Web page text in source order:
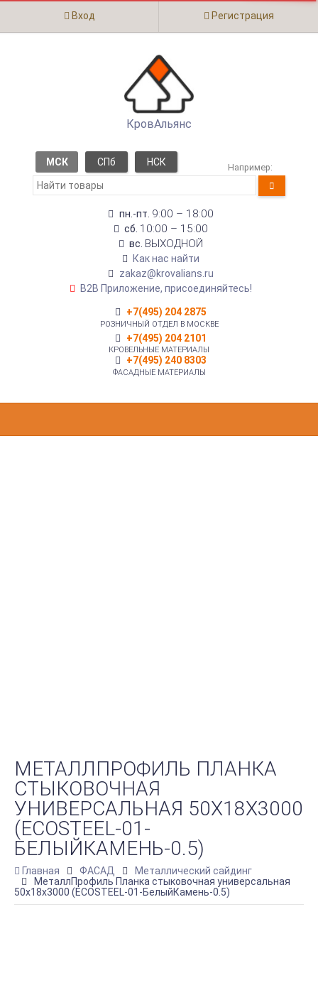
Вход Регистрация
КровАльянс
МСК СПб НСК Например:
пн.-пт. 9:00 – 18:00
сб. 10:00 – 15:00
вс. ВЫХОДНОЙ
Как нас найти
zakaz@krovalians.ru
B2B Приложение, присоединяйтесь!
+7(495) 204 2875
РОЗНИЧНЫЙ ОТДЕЛ В МОСКВЕ
+7(495) 204 2101
КРОВЕЛЬНЫЕ МАТЕРИАЛЫ
+7(495) 240 8303
ФАСАДНЫЕ МАТЕРИАЛЫ
МЕТАЛЛПРОФИЛЬ ПЛАНКА
СТЫКОВОЧНАЯ
УНИВЕРСАЛЬНАЯ 50Х18Х3000
(ECOSTEEL-01-
БЕЛЫЙКАМЕНЬ-0.5)
Главная ФАСАД
Металлический сайдинг
МеталлПрофиль Планка стыковочная универсальная
50х18х3000 (ECOSTEEL-01-БелыйКамень-0.5)